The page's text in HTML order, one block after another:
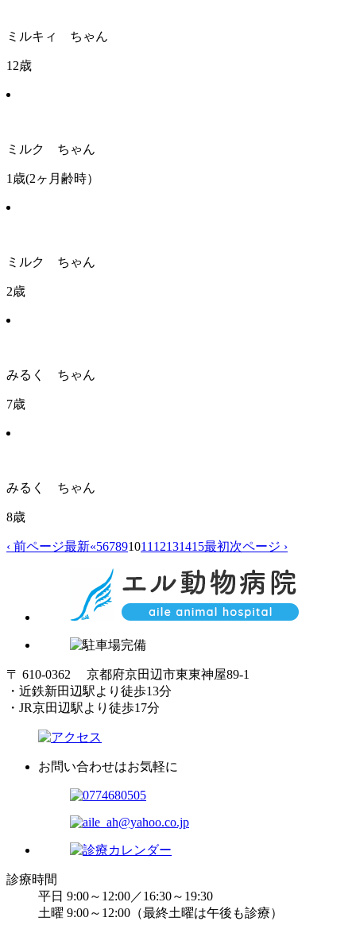
ミルキィ ちゃん
12歳
ミルク ちゃん
1歳(2ヶ月齢時）
ミルク ちゃん
2歳
みるく ちゃん
7歳
みるく ちゃん
8歳
‹ 前ページ最新«567891011 12131415最初次ページ ›
〒 610-0362 京都府京田辺市東東神屋89-1
・近鉄新田辺駅より徒歩13分
・JR京田辺駅より徒歩17分
お問い合わせはお気軽に
診療時間
平日 9:00～12:00／16:30～19:30
土曜 9:00～12:00（最終土曜は午後も診療）